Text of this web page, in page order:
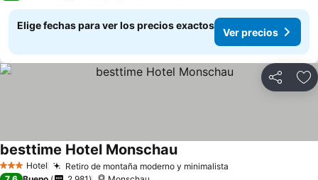
Elige fechas para ver los precios exactos
Ver precios
Compartir
3 Estrellas
Hotel Retiro de montaña moderno y minimalista
besttime Hotel MonschauVer precios